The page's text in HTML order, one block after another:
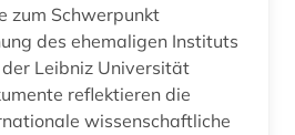
zum Schwerpunkt
des ehemaligen Instituts
Leibniz Universität
reflektieren die
wissenschaftliche